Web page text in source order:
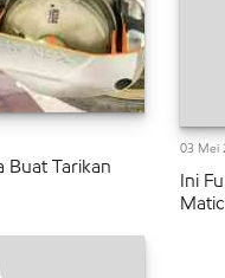
Buat Tarikan
03 Mei
Ini
Matic